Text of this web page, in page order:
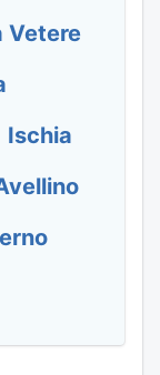
Vetere
Ischia